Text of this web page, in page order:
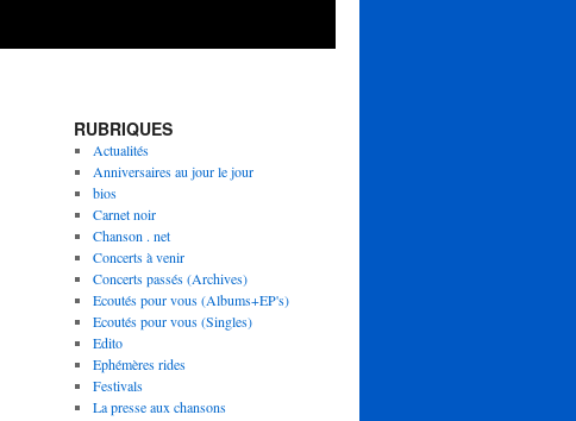
RUBRIQUES
Actualités
Anniversaires au jour le jour
bios
Carnet noir
Chanson . net
Concerts à venir
Concerts passés (Archives)
Ecoutés pour vous (Albums+EP's)
Ecoutés pour vous (Singles)
Edito
Ephémères rides
Festivals
La presse aux chansons